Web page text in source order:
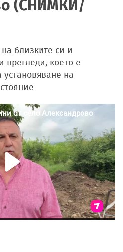
(СНИМКИ/
близките си и
прегледи, което е
установяване на